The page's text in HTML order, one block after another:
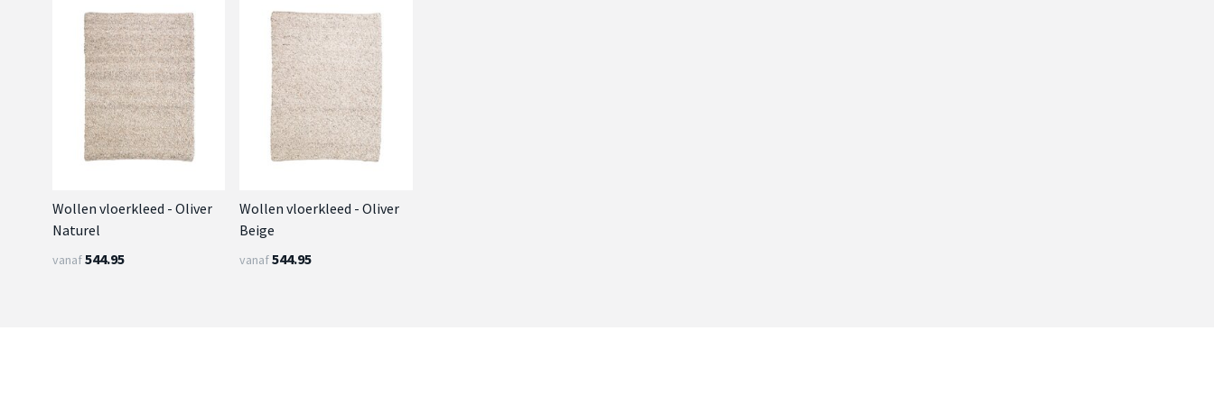
Wollen vloerkleed - Oliver
Naturel
vanaf544.95
Wollen vloerkleed - Oliver
Beige
vanaf544.95